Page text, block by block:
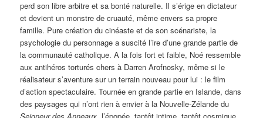
perd son libre arbitre et sa bonté naturelle. Il s’érige en dictateur
et devient un monstre de cruauté, même envers sa propre
famille. Pure création du cinéaste et de son scénariste, la
psychologie du personnage a suscité l’ire d’une grande partie de
la communauté catholique. A la fois fort et faible, Noé ressemble
aux antihéros torturés chers à Darren Arofnosky, même si le
réalisateur s’aventure sur un terrain nouveau pour lui : le film
d’action spectaculaire. Tournée en grande partie en Islande, dans
des paysages qui n’ont rien à envier à la Nouvelle-Zélande du